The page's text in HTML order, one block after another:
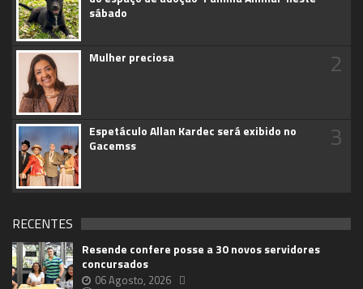
sábado
Mulher preciosa 2
Espetáculo Allan Kardec será exibido no
Gacemss
3
RECENTES
Resende confere posse a 30 novos servidores
concursados
06 Agosto, 2026